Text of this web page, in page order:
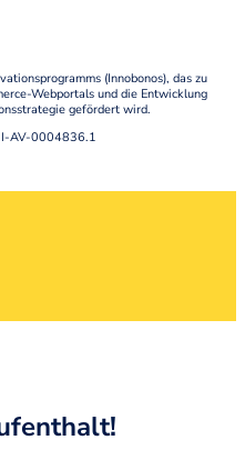
(Innobonos), das zu
Webportals und die Entwicklung
gefördert wird.
I-AV-0004836.1